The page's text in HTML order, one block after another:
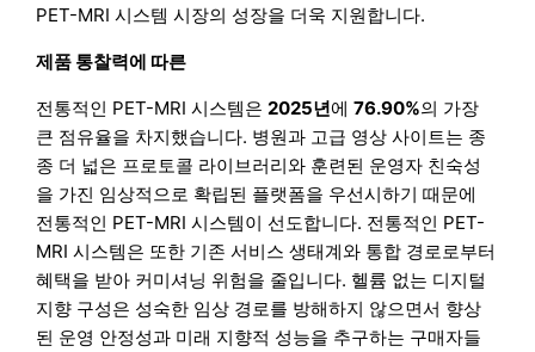
PET-MRI 시스템 시장의 성장을 더욱 지원합니다.
제품 통찰력에 따른
전통적인 PET-MRI 시스템은2025년에76.90%의 가장
큰 점유율을 차지했습니다. 병원과 고급 영상 사이트는 종
종 더 넓은 프로토콜 라이브러리와 훈련된 운영자 친숙성
을 가진 임상적으로 확립된 플랫폼을 우선시하기 때문에
전통적인 PET-MRI 시스템이 선도합니다. 전통적인 PET-
MRI 시스템은 또한 기존 서비스 생태계와 통합 경로로부터
혜택을 받아 커미셔닝 위험을 줄입니다. 헬륨 없는 디지털
지향 구성은 성숙한 임상 경로를 방해하지 않으면서 향상
된 운영 안정성과 미래 지향적 성능을 추구하는 구매자들